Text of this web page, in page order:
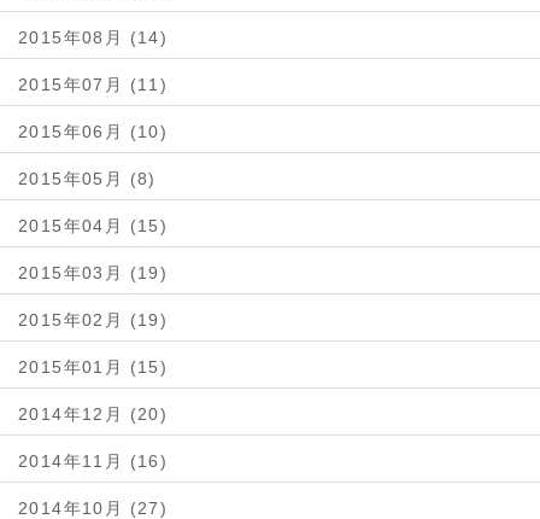
2015年08月 (14)
2015年07月 (11)
2015年06月 (10)
2015年05月 (8)
2015年04月 (15)
2015年03月 (19)
2015年02月 (19)
2015年01月 (15)
2014年12月 (20)
2014年11月 (16)
2014年10月 (27)